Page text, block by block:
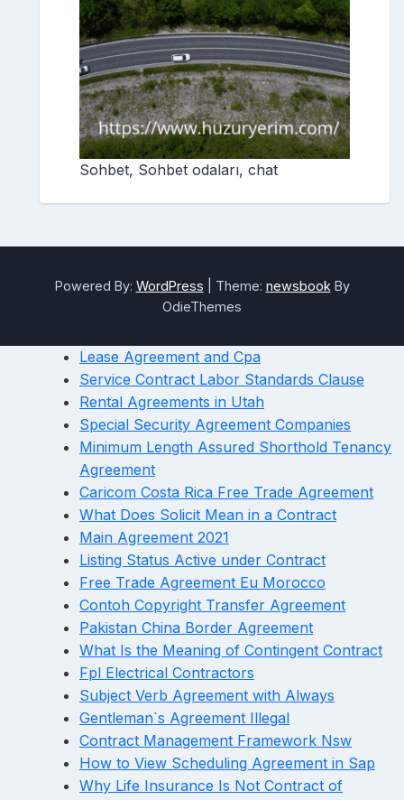
Sohbet, Sohbet odaları, chat
Powered By: WordPress Theme: newsbook By
OdieThemes
Lease Agreement and Cpa
Service Contract Labor Standards Clause
Rental Agreements in Utah
Special Security Agreement Companies
Minimum Length Assured Shorthold Tenancy
Agreement
Caricom Costa Rica Free Trade Agreement
What Does Solicit Mean in a Contract
Main Agreement 2021
Listing Status Active under Contract
Free Trade Agreement Eu Morocco
Contoh Copyright Transfer Agreement
Pakistan China Border Agreement
What Is the Meaning of Contingent Contract
Fpl Electrical Contractors
Subject Verb Agreement with Always
Gentleman`s Agreement Illegal
Contract Management Framework Nsw
How to View Scheduling Agreement in Sap
Why Life Insurance Is Not Contract of